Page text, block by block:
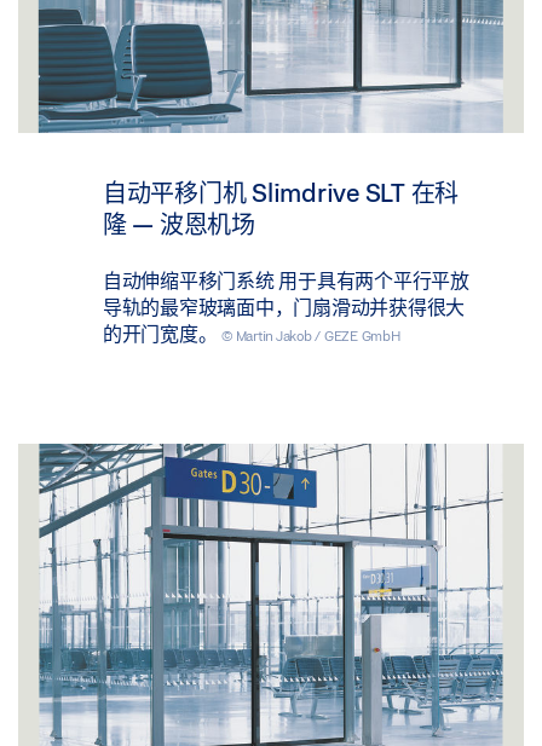
自动平移门机 Slimdrive SLT 在科
隆 — 波恩机场
自动伸缩平移门系统 用于具有两个平行平放
导轨的最窄玻璃面中，门扇滑动并获得很大
的开门宽度。© Martin Jakob / GEZE GmbH